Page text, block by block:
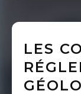
LES